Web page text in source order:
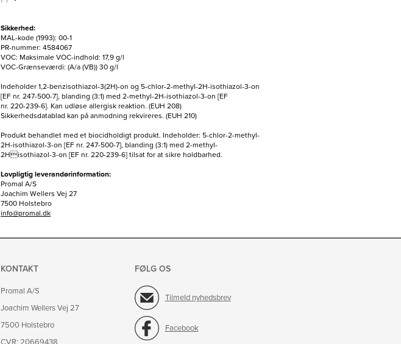
Sikkerhed:
MAL-kode (1993): 00-1
PR-nummer: 4584067
VOC: Maksimale VOC-indhold: 17,9 g/l
VOC-Grænseværdi: (A/a (VB)) 30 g/l
Indeholder 1,2-benzisothiazol-3(2H)-on og 5-chlor-2-methyl-2H-isothiazol-3-on
[EF nr. 247-500-7], blanding (3:1) med 2-methyl-2H-isothiazol-3-on [EF
nr. 220-239-6]. Kan udløse allergisk reaktion. (EUH 208)
Sikkerhedsdatablad kan på anmodning rekvireres. (EUH 210)
Produkt behandlet med et biocidholdigt produkt. Indeholder: 5-chlor-2-methyl-
2H-isothiazol-3-on [EF nr. 247-500-7], blanding (3:1) med 2-methyl-
2Hisothiazol-3-on [EF nr. 220-239-6] tilsat for at sikre holdbarhed.
Lovpligtig leverandørinformation:
Promal A/S
Joachim Wellers Vej 27
7500 Holstebro
info@promal.dk
KONTAKT
Promal A/S
Joachim Wellers Vej 27
7500 Holstebro
CVR: 20669438
FØLG OS
Tilmeld nyhedsbrev
Facebook